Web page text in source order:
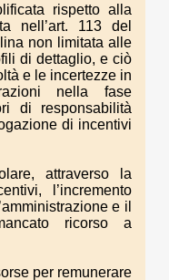
rispetto alla
nell’art. 113 del
non limitata alle
di dettaglio, e ciò
e le incertezze in
nella fase
di responsabilità
di incentivi
attraverso la
l’incremento
e il
ricorso a
per remunerare